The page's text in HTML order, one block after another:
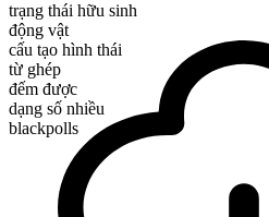
trạng thái hữu sinh
động vật
cấu tạo hình thái
từ ghép
đếm được
dạng số nhiều
blackpolls